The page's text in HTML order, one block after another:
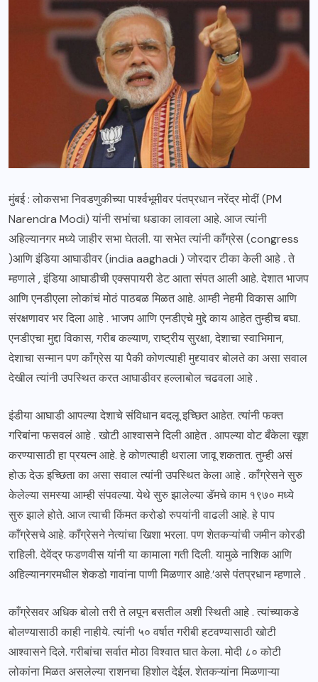
मुंबई : लोकसभा निवडणुकीच्या पार्श्वभूमीवर पंतप्रधान नरेंद्र मोदीं (PM
Narendra Modi) यांनी सभांचा धडाका लावला आहे. आज त्यांनी
अहिल्यानगर मध्ये जाहीर सभा घेतली. या सभेत त्यांनी काँग्रेस (congress
)आणि इंडिया आघाडीवर (india aaghadi ) जोरदार टीका केली आहे . ते
म्हणाले , इंडिया आघाडीची एक्सपायरी डेट आता संपत आली आहे. देशात भाजप
आणि एनडीएला लोकांचं मोठं पाठबळ मिळत आहे. आम्ही नेहमी विकास आणि
संरक्षणावर भर दिला आहे . भाजप आणि एनडीएचे मुद्दे काय आहेत तुम्हीच बघा.
एनडीएचा मुद्दा विकास, गरीब कल्याण, राष्ट्रीय सुरक्षा, देशाचा स्वाभिमान,
देशाचा सन्मान पण काँग्रेस या पैकी कोणत्याही मुद्द्यावर बोलते का असा सवाल
देखील त्यांनी उपस्थित करत आघाडीवर हल्लाबोल चढवला आहे .
इंडीया आघाडी आपल्या देशाचे संविधान बदलू इच्छित आहेत. त्यांनी फक्त
गरिबांना फसवलं आहे . खोटी आश्वासने दिली आहेत . आपल्या वोट बँकेला खूश
करण्यासाठी हा प्रयत्न आहे. हे कोणत्याही थराला जावू शकतात. तुम्ही असं
होऊ देऊ इच्छिता का असा सवाल त्यांनी उपस्थित केला आहे . काँग्रेसने सुरु
केलेल्या समस्या आम्ही संपवल्या. येथे सुरु झालेल्या डॅमचे काम १९७० मध्ये
सुरु झाले होते. आज त्याची किंमत करोडो रुपयांनी वाढली आहे. हे पाप
काँग्रेसचे आहे. काँग्रेसने नेत्यांचा खिशा भरला. पण शेतकऱ्यांची जमीन कोरडी
राहिली. देवेंद्र फडणवीस यांनी या कामाला गती दिली. यामुळे नाशिक आणि
अहिल्यानगरमधील शेकडो गावांना पाणी मिळणार आहे.’असे पंतप्रधान म्हणाले .
काँग्रेसवर अधिक बोलो तरी ते लपून बसतील अशी स्थिती आहे . त्यांच्याकडे
बोलण्यासाठी काही नाहीये. त्यांनी ५० वर्षात गरीबी हटवण्यासाठी खोटी
आश्वासने दिले. गरीबांचा सर्वात मोठा विश्वात घात केला. मोदी ८० कोटी
लोकांना मिळत असलेल्या राशनचा हिशोल देईल. शेतकऱ्यांना मिळणाऱ्या